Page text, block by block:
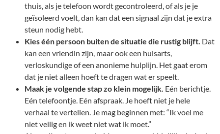
thuis, als je telefoon wordt gecontroleerd, of als je je
geïsoleerd voelt, dan kan dat een signaal zijn dat je extra
steun nodig hebt.
Kies één persoon buiten de situatie die rustig blijft. Dat
kan een vriendin zijn, maar ook een huisarts,
verloskundige of een anonieme hulplijn. Het gaat erom
dat je niet alleen hoeft te dragen wat er speelt.
Maak je volgende stap zo klein mogelijk. Eén berichtje.
Eén telefoontje. Eén afspraak. Je hoeft niet je hele
verhaal te vertellen. Je mag beginnen met: “Ik voel me
niet veilig en ik weet niet wat ik moet.”